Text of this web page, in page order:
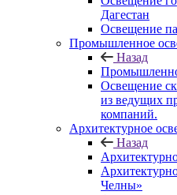
Дагестан
Освещение
Промышленное
Назад
Освещение
из ведущих
компаний.
Архитектурное
Назад
Челны»